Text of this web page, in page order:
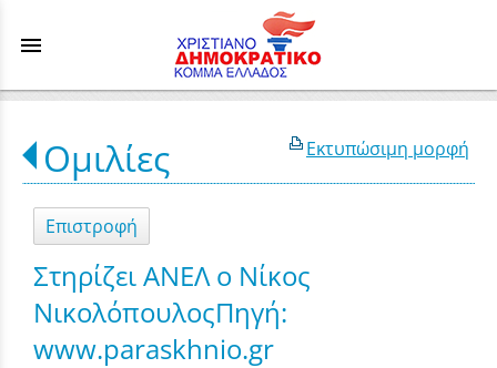
menu
Εκτυπώσιμη μορφή
Ομιλίες
Επιστροφή
Στηρίζει ΑΝΕΛ ο Νίκος
ΝικολόπουλοςΠηγή:
www.paraskhnio.gr